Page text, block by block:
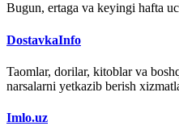
Bugun, ertaga va keyingi hafta
DostavkaInfo
Taomlar, dorilar, kitoblar va
narsalarni yetkazib berish
Imlo.uz